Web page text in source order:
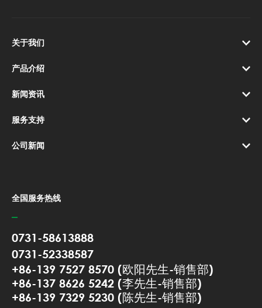
全国服务热线
0731-58613888
0731-52338587
+86-139 7527 8570 (欧阳先生-销售部)
+86-137 8626 5242 (李先生-销售部)
+86-139 7329 5230 (陈先生-销售部)
关于我们
产品介绍
新闻资讯
服务支持
公司新闻